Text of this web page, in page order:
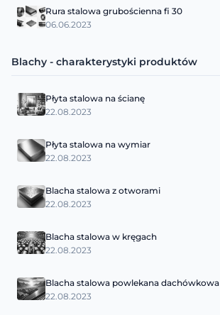
Rura stalowa grubościenna fi 30
06.06.2023
Blachy - charakterystyki produktów
Płyta stalowa na ścianę
22.08.2023
Płyta stalowa na wymiar
22.08.2023
Blacha stalowa z otworami
22.08.2023
Blacha stalowa w kręgach
22.08.2023
Blacha stalowa powlekana dachówkowa
22.08.2023